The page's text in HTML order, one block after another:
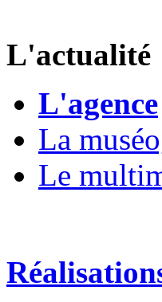
L'actualité
L'agence
La
Le